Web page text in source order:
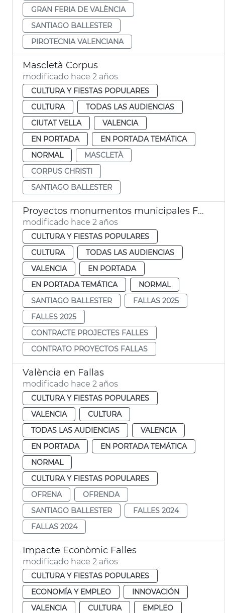
GRAN FERIA DE VALÈNCIA
SANTIAGO BALLESTER
PIROTECNIA VALENCIANA
Mascletà Corpus
modificado hace 2 años
CULTURA Y FIESTAS POPULARES
CULTURA
TODAS LAS AUDIENCIAS
CIUTAT VELLA
VALENCIA
EN PORTADA
EN PORTADA TEMÁTICA
NORMAL
MASCLETÀ
CORPUS CHRISTI
SANTIAGO BALLESTER
Proyectos monumentos municipales Fallas 2024
modificado hace 2 años
CULTURA Y FIESTAS POPULARES
CULTURA
TODAS LAS AUDIENCIAS
VALENCIA
EN PORTADA
EN PORTADA TEMÁTICA
NORMAL
SANTIAGO BALLESTER
FALLAS 2025
FALLES 2025
CONTRACTE PROJECTES FALLES
CONTRATO PROYECTOS FALLAS
València en Fallas
modificado hace 2 años
CULTURA Y FIESTAS POPULARES
VALENCIA
CULTURA
TODAS LAS AUDIENCIAS
VALENCIA
EN PORTADA
EN PORTADA TEMÁTICA
NORMAL
CULTURA Y FIESTAS POPULARES
OFRENA
OFRENDA
SANTIAGO BALLESTER
FALLES 2024
FALLAS 2024
Impacte Econòmic Falles
modificado hace 2 años
CULTURA Y FIESTAS POPULARES
ECONOMÍA Y EMPLEO
INNOVACIÓN
VALENCIA
CULTURA
EMPLEO